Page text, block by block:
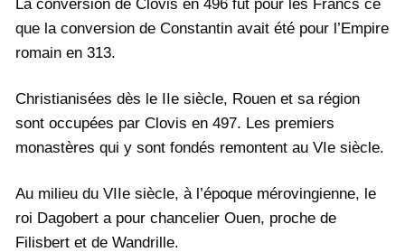
La conversion de Clovis en 496 fut pour les Francs ce
que la conversion de Constantin avait été pour l’Empire
romain en 313.
Christianisées dès le IIe siècle, Rouen et sa région
sont occupées par Clovis en 497. Les premiers
monastères qui y sont fondés remontent au VIe siècle.
Au milieu du VIIe siècle, à l’époque mérovingienne, le
roi Dagobert a pour chancelier Ouen, proche de
Filisbert et de Wandrille.